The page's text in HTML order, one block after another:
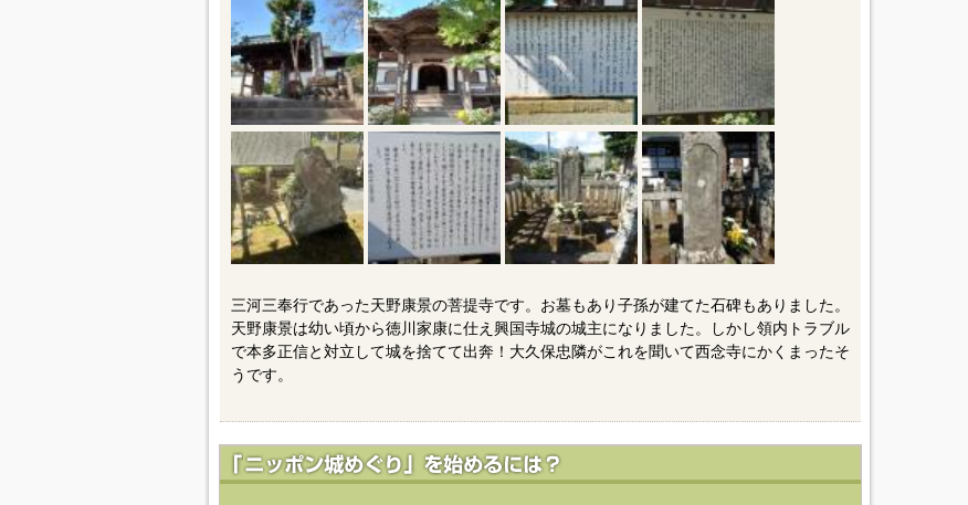
三河三奉行であった天野康景の菩提寺です。お墓もあり子孫が建てた石碑もありました。
天野康景は幼い頃から徳川家康に仕え興国寺城の城主になりました。しかし領内トラブル
で本多正信と対立して城を捨てて出奔！大久保忠隣がこれを聞いて西念寺にかくまったそ
うです。